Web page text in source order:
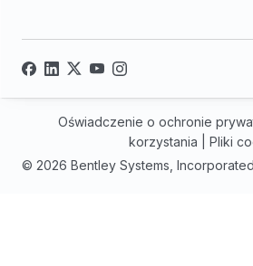
© 2026 Bentley Systems, Incorporated
Oświadczenie o ochronie
korzystania
Pliki